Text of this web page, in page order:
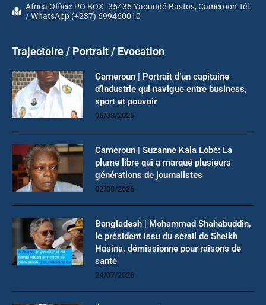
Africa Office: PO BOX. 35435 Yaoundé-Bastos, Cameroon Tél.
/ WhatsApp (+237) 699460010
Trajectoire / Portrait / Evocation
Cameroun | Portrait d’un capitaine
d’industrie qui navigue entre business,
sport et pouvoir
05/08/2026
Cameroun | Suzanne Kala Lobè: La
plume libre qui a marqué plusieurs
générations de journalistes
02/08/2026
Bangladesh | Mohammad Shahabuddin,
le président issu du sérail de Sheikh
Hasina, démissionne pour raisons de
santé
24/07/2026